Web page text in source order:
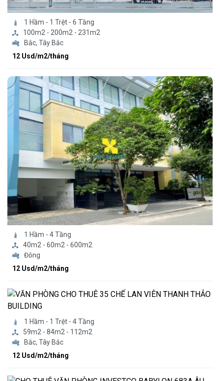
1 Hầm - 1 Trệt - 6 Tầng
100m2 - 200m2 - 231m2
Bắc, Tây Bắc
12 Usd/m2/tháng
1 Hầm - 4 Tầng
40m2 - 60m2 - 600m2
Đông
12 Usd/m2/tháng
1 Hầm - 1 Trệt - 4 Tầng
59m2 - 84m2 - 112m2
Bắc, Tây Bắc
12 Usd/m2/tháng